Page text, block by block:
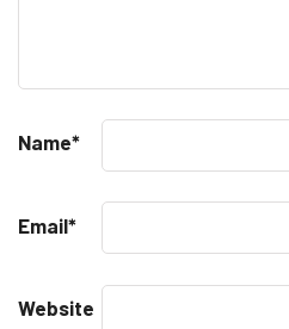
Name*
Email*
Website